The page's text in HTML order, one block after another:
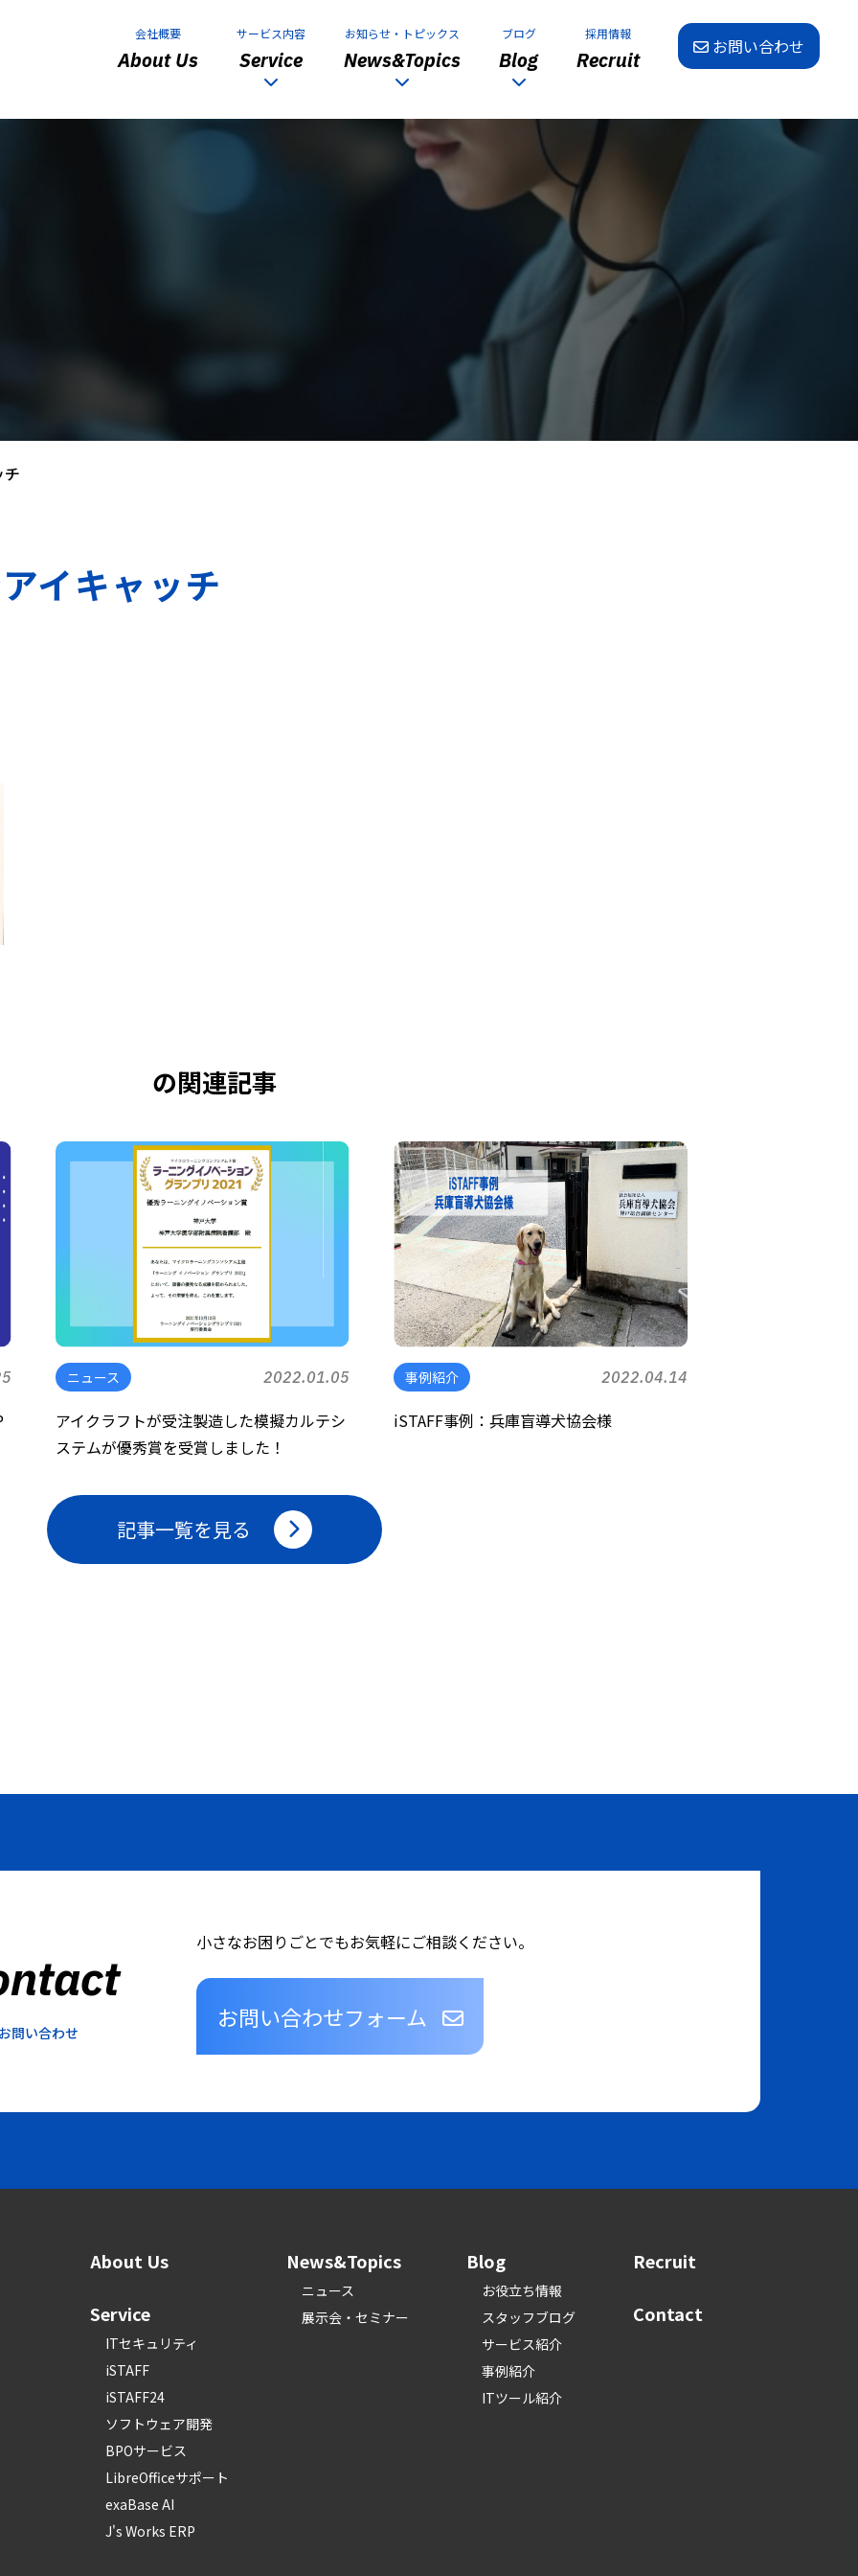
会社概要
About Us
サービス内容
Service
お知らせ・トピックス
News&Topics
ブログ
Blog
採用情報
Recruit
お問い合わせ
イキャッチ
の関連記事
ニュース 2022.01.05
アイクラフトが受注製造した模擬カルテシ
ステムが優秀賞を受賞しました！
事例紹介 2022.04.14
iSTAFF事例：兵庫盲導犬協会様
記事一覧を見る
問い合わせ
小さなお困りごとでもお気軽にご相談ください。
お問い合わせフォーム
About Us
Service
ITセキュリティ
iSTAFF
iSTAFF24
ソフトウェア開発
BPOサービス
LibreOfficeサポート
exaBase AI
J's Works ERP
News&Topics
ニュース
展示会・セミナー
Blog
お役立ち情報
スタッフブログ
サービス紹介
事例紹介
ITツール紹介
Recruit
Contact